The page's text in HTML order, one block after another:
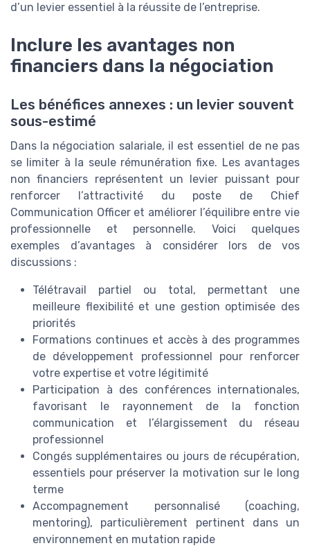
d’un levier essentiel à la réussite de l’entreprise.
Inclure les avantages non
financiers dans la négociation
Les bénéfices annexes : un levier souvent
sous-estimé
Dans la négociation salariale, il est essentiel de ne pas
se limiter à la seule rémunération fixe. Les avantages
non financiers représentent un levier puissant pour
renforcer l’attractivité du poste de Chief
Communication Officer et améliorer l’équilibre entre vie
professionnelle et personnelle. Voici quelques
exemples d’avantages à considérer lors de vos
discussions :
Télétravail partiel ou total, permettant une
meilleure flexibilité et une gestion optimisée des
priorités
Formations continues et accès à des programmes
de développement professionnel pour renforcer
votre expertise et votre légitimité
Participation à des conférences internationales,
favorisant le rayonnement de la fonction
communication et l’élargissement du réseau
professionnel
Congés supplémentaires ou jours de récupération,
essentiels pour préserver la motivation sur le long
terme
Accompagnement personnalisé (coaching,
mentoring), particulièrement pertinent dans un
environnement en mutation rapide